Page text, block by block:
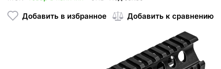
Добавить в избранное Добавить к сравнению